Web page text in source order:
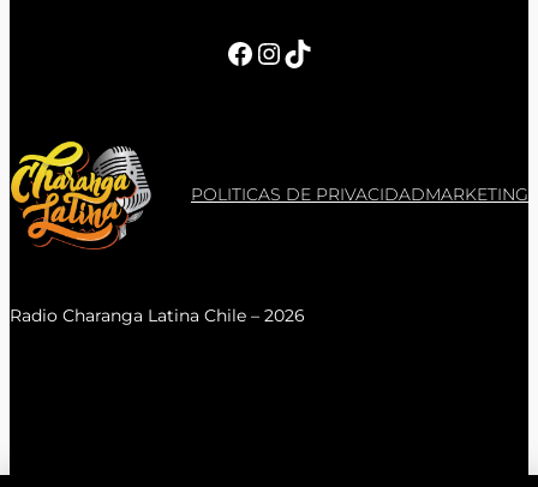
Facebook InstagramTikTok
POLITICAS DE PRIVACIDADMARKETING
Radio Charanga Latina Chile – 2026